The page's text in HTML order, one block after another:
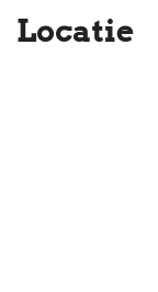
appliances. The
kitchen. The
Locatie